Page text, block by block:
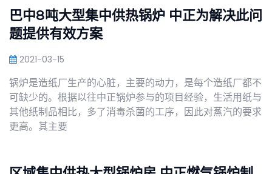
巴中8吨大型集中供热锅炉 中正为解决此问
题提供有效方案
2021-03-15
锅炉是造纸厂生产的心脏，主要的动力，是每个造纸厂都不
可缺少的。根据以往中正锅炉参与的项目经验，生活用纸与
其他纸制品相比，多了消毒杀菌的工序，因此对蒸汽的要求
更高。其主要